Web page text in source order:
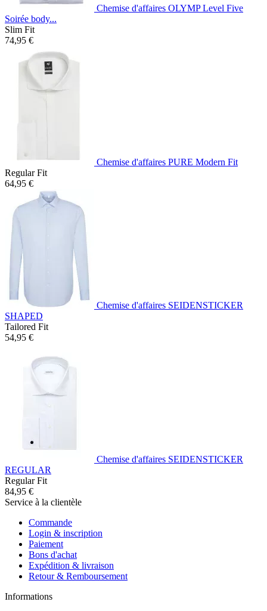
Chemise d'affaires OLYMP Level Five
Soirée body...
Slim Fit
74,95 €
Chemise d'affaires PURE Modern Fit
Regular Fit
64,95 €
Chemise d'affaires SEIDENSTICKER
SHAPED
Tailored Fit
54,95 €
Chemise d'affaires SEIDENSTICKER
REGULAR
Regular Fit
84,95 €
Service à la clientèle
Commande
Login & inscription
Paiement
Bons d'achat
Expédition & livraison
Retour & Remboursement
Informations